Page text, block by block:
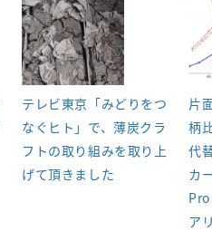
テレビ東京「みどりをつ
なぐヒト」で、薄炭クラ
フトの取り組みを取り上
げて頂きました
片
柄
代
カ
ア